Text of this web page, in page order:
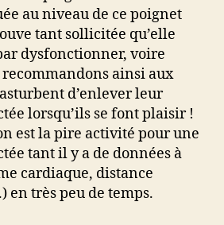
au niveau de ce poignet
tant sollicitée qu’elle
dysfonctionner, voire
recommandons ainsi aux
d’enlever leur
lorsqu’ils se font plaisir !
est la pire activité pour une
tant il y a de données à
cardiaque, distance
en très peu de temps.